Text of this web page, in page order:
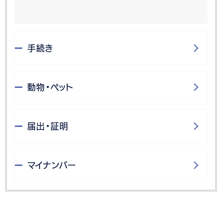
手続き
動物・ペット
届出・証明
マイナンバー